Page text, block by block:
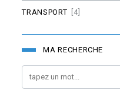
TRANSPORT [4]
MA RECHERCHE